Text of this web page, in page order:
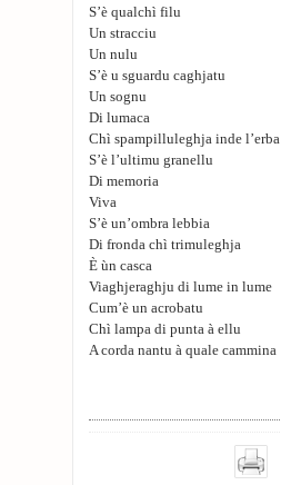
S’è qualchì filu
Un stracciu
Un nulu
S’è u sguardu caghjatu
Un sognu
Di lumaca
Chì spampilluleghja inde l’erba
S’è l’ultimu granellu
Di memoria
Viva
S’è un’ombra lebbia
Di fronda chì trimuleghja
È ùn casca
Viaghjeraghju di lume in lume
Cum’è un acrobatu
Chì lampa di punta à ellu
A corda nantu à quale cammina